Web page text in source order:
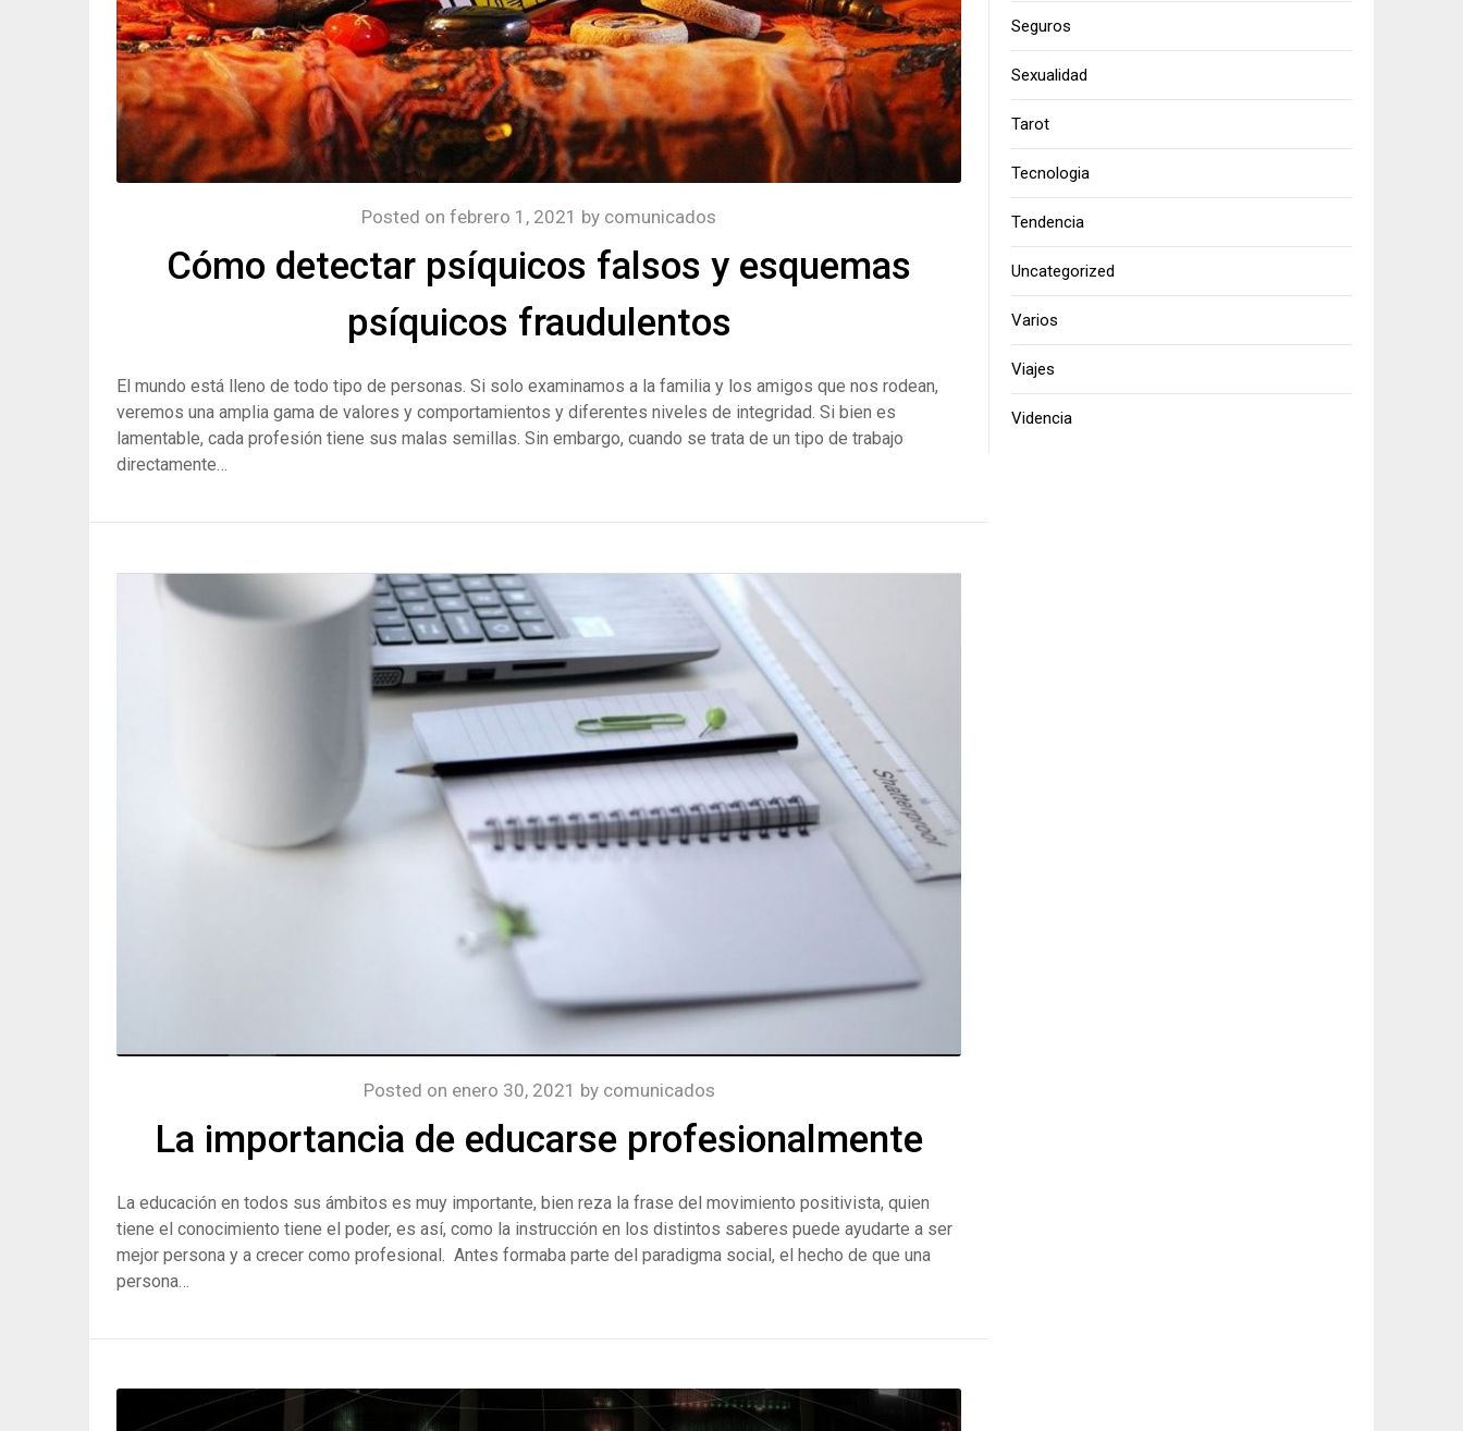
Cómo detectar psíquicos falsos y esquemas
psíquicos fraudulentos
Posted on febrero 1, 2021 by comunicados
El mundo está lleno de todo tipo de personas. Si solo examinamos a la familia y los amigos que nos rodean,
veremos una amplia gama de valores y comportamientos y diferentes niveles de integridad. Si bien es
lamentable, cada profesión tiene sus malas semillas. Sin embargo, cuando se trata de un tipo de trabajo
directamente…
La importancia de educarse profesionalmente
Posted on enero 30, 2021 by comunicados
La educación en todos sus ámbitos es muy importante, bien reza la frase del movimiento positivista, quien
tiene el conocimiento tiene el poder, es así, como la instrucción en los distintos saberes puede ayudarte a ser
mejor persona y a crecer como profesional. Antes formaba parte del paradigma social, el hecho de que una
persona…
Seguros
Sexualidad
Tarot
Tecnologia
Tendencia
Uncategorized
Varios
Viajes
Videncia